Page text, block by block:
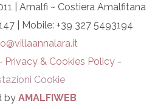
| Amalfi ~ Costiera Amalfitana
| Mobile: +39 327 5493194
Privacy & Cookies Policy-
Cookie
by AMALFIWEB